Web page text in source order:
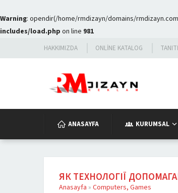
Warning: opendir(/home/rmdizayn/domains/
includes/load.php on line 981
HAKKIMIZDA ONLINE KATALOG
ANASAYFA KURUMSAL
ЯК ТЕХНОЛОГІЇ
Anasayfa » Computers, Games